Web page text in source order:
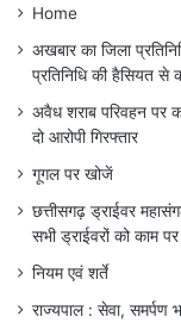
Home
अखबार का जिला
प्रतिनिधि की हैसियत से
अवैध शराब परिवहन पर
दो आरोपी गिरफ्तार
गूगल पर खोजें
छत्तीसगढ़ ड्राईवर
सभी ड्राईवरों को काम
नियम एवं शर्ते
राज्यपाल : सेवा, समर्पण